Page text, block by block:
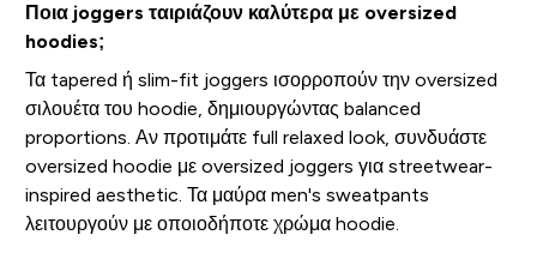
Ποια joggers ταιριάζουν καλύτερα με oversized
hoodies;
Τα tapered ή slim-fit joggers ισορροπούν την oversized
σιλουέτα του hoodie, δημιουργώντας balanced
proportions. Αν προτιμάτε full relaxed look, συνδυάστε
oversized hoodie με oversized joggers για streetwear-
inspired aesthetic. Τα μαύρα men's sweatpants
λειτουργούν με οποιοδήποτε χρώμα hoodie.